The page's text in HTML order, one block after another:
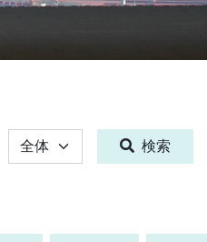
全体 検索